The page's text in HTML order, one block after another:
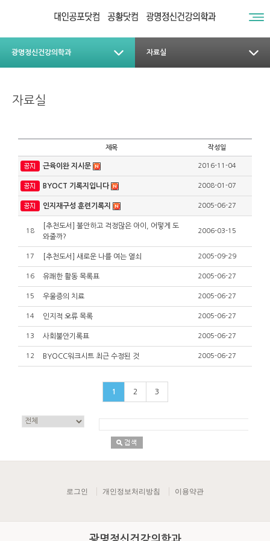
광명정신건강의학과 자료실
자료실
제목 작성일
근육이완 지시문 2016-11-04
BYOCT 기록지입니다 2008-01-07
인지재구성 훈련기록지 2005-06-27
18
[추천도서] 불안하고 걱정많은 아이, 어떻게 도
와줄까?
2006-03-15
17 [추천도서] 새로운 나를 여는 열쇠 2005-09-29
16 유쾌한 활동 목록표 2005-06-27
15 우울증의 치료 2005-06-27
14 인지적 오류 목록 2005-06-27
13 사회불안기록표 2005-06-27
12 BYOCC워크시트 최근 수정된 것 2005-06-27
1 2 3
로그인 개인정보처리방침 이용약관